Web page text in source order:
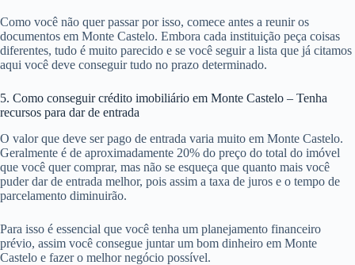
Como você não quer passar por isso, comece antes a reunir os
documentos em Monte Castelo. Embora cada instituição peça coisas
diferentes, tudo é muito parecido e se você seguir a lista que já citamos
aqui você deve conseguir tudo no prazo determinado.
5. Como conseguir crédito imobiliário em Monte Castelo – Tenha
recursos para dar de entrada
O valor que deve ser pago de entrada varia muito em Monte Castelo.
Geralmente é de aproximadamente 20% do preço do total do imóvel
que você quer comprar, mas não se esqueça que quanto mais você
puder dar de entrada melhor, pois assim a taxa de juros e o tempo de
parcelamento diminuirão.
Para isso é essencial que você tenha um planejamento financeiro
prévio, assim você consegue juntar um bom dinheiro em Monte
Castelo e fazer o melhor negócio possível.